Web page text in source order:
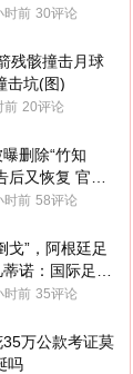
频情况不属实
时前 30评论
残骸撞击月球
击坑(图)
前 20评论
删除“竹知
后又恢复 官媒
为要大度的，
时前 58评论
戈”，阿根廷足
诺：国际足联
其领导下前行
时前 35评论
35万公款考证莫
吗